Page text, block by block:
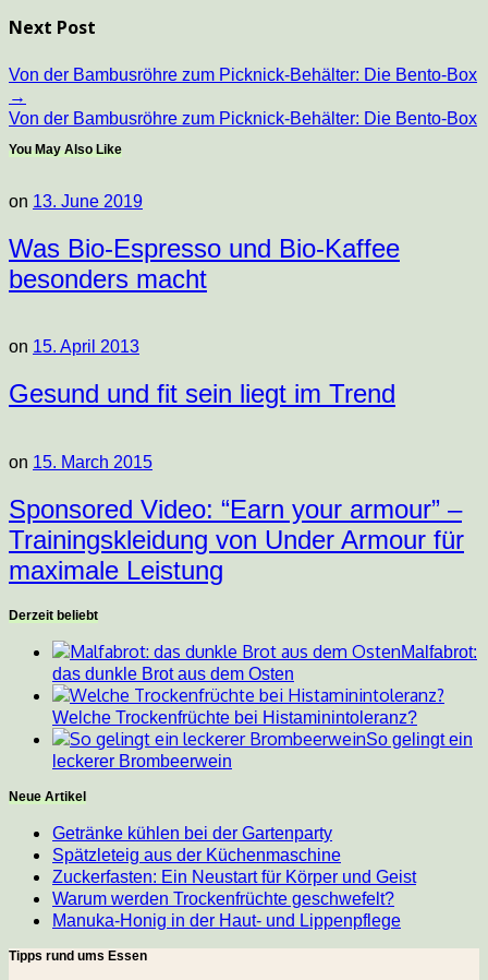
Next Post
Von der Bambusröhre zum Picknick-Behälter: Die Bento-Box
→
Von der Bambusröhre zum Picknick-Behälter: Die Bento-Box
You May Also Like
on 13. June 2019
Was Bio-Espresso und Bio-Kaffee
besonders macht
on 15. April 2013
Gesund und fit sein liegt im Trend
on 15. March 2015
Sponsored Video: “Earn your armour” –
Trainingskleidung von Under Armour für
maximale Leistung
Derzeit beliebt
Malfabrot:
das dunkle Brot aus dem Osten
Welche Trockenfrüchte bei Histaminintoleranz?
So gelingt ein
leckerer Brombeerwein
Neue Artikel
Getränke kühlen bei der Gartenparty
Spätzleteig aus der Küchenmaschine
Zuckerfasten: Ein Neustart für Körper und Geist
Warum werden Trockenfrüchte geschwefelt?
Manuka-Honig in der Haut- und Lippenpflege
Tipps rund ums Essen